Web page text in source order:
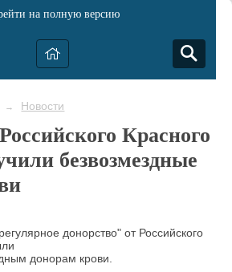
на полную версию
→ Новости
Красного
безвозмездные
донорство" от Российского
донорам крови.